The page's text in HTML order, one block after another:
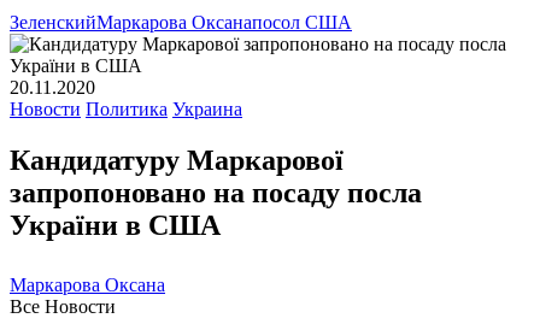
ЗеленскийМаркарова Оксанапосол США
20.11.2020
Новости Политика Украина
Кандидатуру Маркарової
запропоновано на посаду посла
України в США
Маркарова Оксана
Все Новости